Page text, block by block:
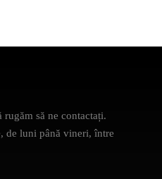
să ne contactați.
de luni până vineri, între